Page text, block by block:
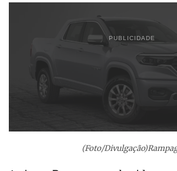
PUBLICIDADE
(Foto/